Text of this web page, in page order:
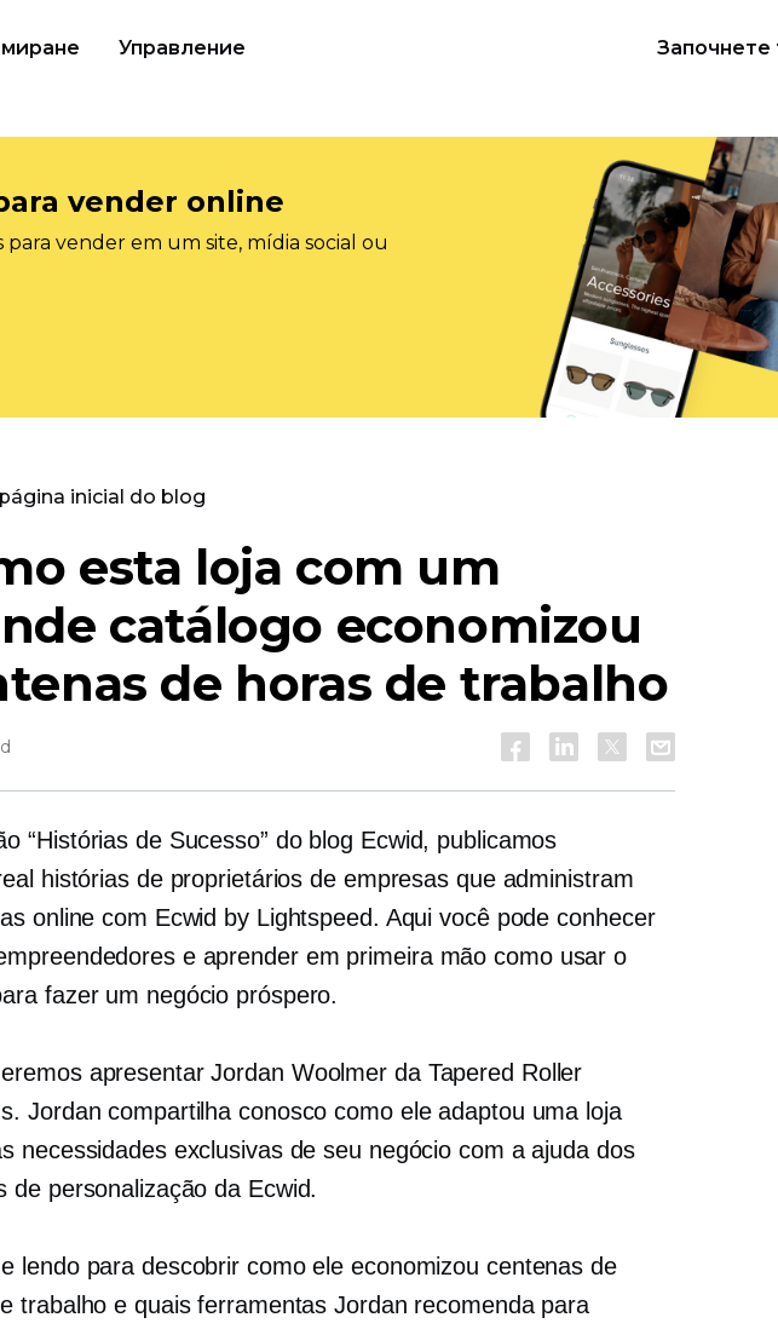
Управление Започнете
vender online
vender em um site, mídia social ou
página inicial do blog
esta loja com um
catálogo economizou
de horas de trabalho
“Histórias de Sucesso” do blog Ecwid, publicamos
histórias de proprietários de empresas que administram
online com Ecwid by Lightspeed. Aqui você pode conhecer
e aprender em primeira mão como usar o
fazer um negócio próspero.
apresentar Jordan Woolmer da Tapered Roller
Jordan compartilha conosco como ele adaptou uma loja
necessidades exclusivas de seu negócio com a ajuda dos
de personalização da Ecwid.
lendo para descobrir como ele economizou centenas de
trabalho e quais ferramentas Jordan recomenda para